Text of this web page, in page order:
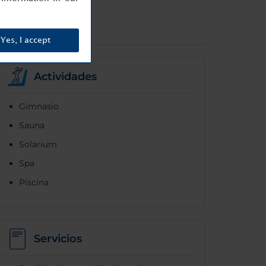
Actividades
Gimnasio
Sauna
Solarium
Spa
Piscina
Servicios
Yes, I accept